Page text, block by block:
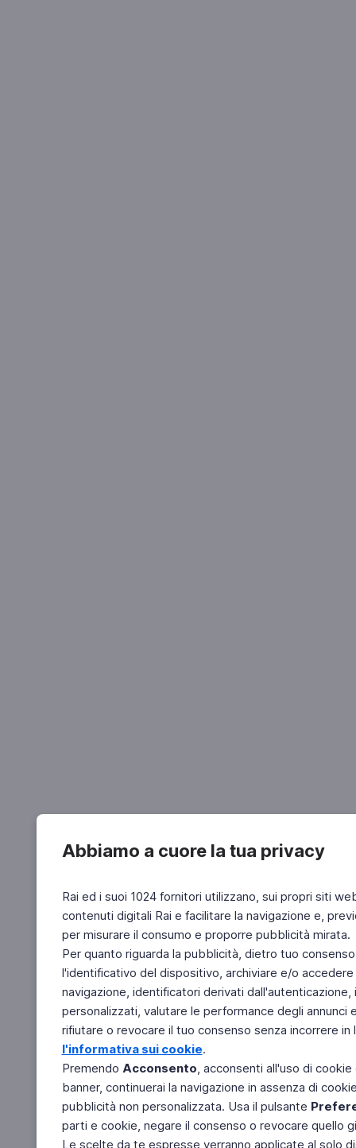
Abbiamo a cuore la tua privacy
Rai ed i suoi 1024 fornitori utilizzano, sui propri siti
contenuti digitali Rai e facilitare la navigazione e,
per misurare il consumo e proporre pubblicità mirata.
Per quanto riguarda la pubblicità, dietro tuo
l'identificativo del dispositivo, archiviare e/o
navigazione, identificatori derivati
personalizzati, valutare le performance degli
rifiutare o revocare il tuo consenso senza incorrere
l'informativa sui cookie.
Premendo Acconsento, acconsenti all'uso di
banner, continuerai la navigazione in assenza di
pubblicità non personalizzata. Usa il pulsante
parti e cookie, negare il consenso o revocare quello
Le scelte da te espresse verranno applicate al solo